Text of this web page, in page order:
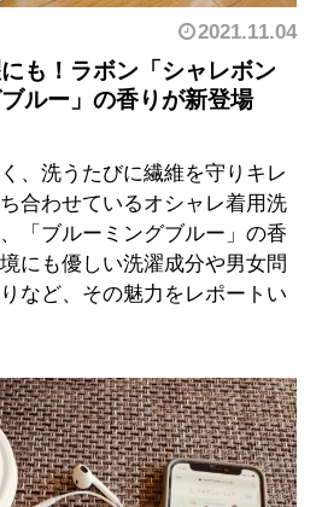
2021.11.04
も！ラボン「シャレボン
ルー」の香りが新登場
、洗うたびに繊維を守りキレ
合わせているオシャレ着用洗
「ブルーミングブルー」の香
にも優しい洗濯成分や男女問
など、その魅力をレポートい